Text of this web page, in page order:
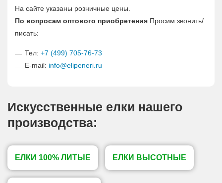
На сайте указаны розничные цены.
По вопросам оптового приобретения Просим звонить/
писать:
Тел: +7 (499) 705-76-73
E-mail: info@elipeneri.ru
Искусственные елки нашего
производства:
ЕЛКИ 100% ЛИТЫЕ ЕЛКИ ВЫСОТНЫЕ